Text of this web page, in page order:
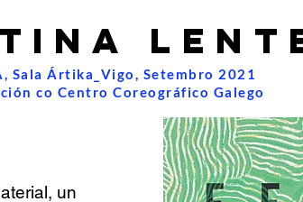
Sala Ártika_Vigo, Setembro 2021
co Centro Coreográfico Galego
un